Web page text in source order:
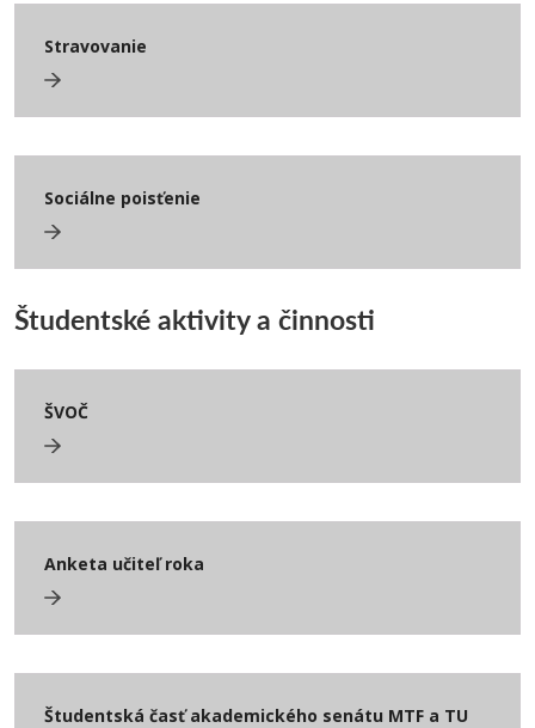
Stravovanie
Sociálne poisťenie
Študentské aktivity a činnosti
ŠVOČ
Anketa učiteľ roka
Študentská časť akademického senátu MTF a TU